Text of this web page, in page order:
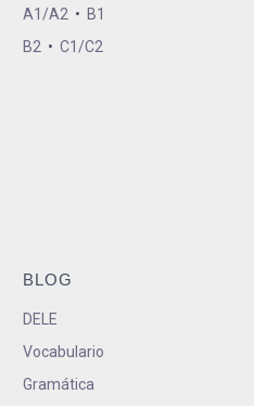
A1/A2 • B1
B2 • C1/C2
BLOG
DELE
Vocabulario
Gramática